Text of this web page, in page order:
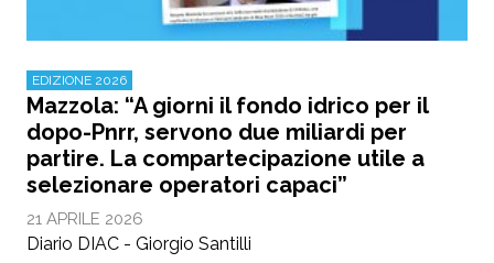
EDIZIONE 2026
Mazzola: “A giorni il fondo idrico per il
dopo-Pnrr, servono due miliardi per
partire. La compartecipazione utile a
selezionare operatori capaci”
21 APRILE 2026
Diario DIAC - Giorgio Santilli